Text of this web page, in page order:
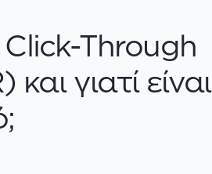
Click-Through
γιατί είναι